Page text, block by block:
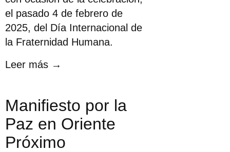
el pasado 4 de febrero de
2025, del Día Internacional de
la Fraternidad Humana.
Leer más →
Manifiesto por la
Paz en Oriente
Próximo